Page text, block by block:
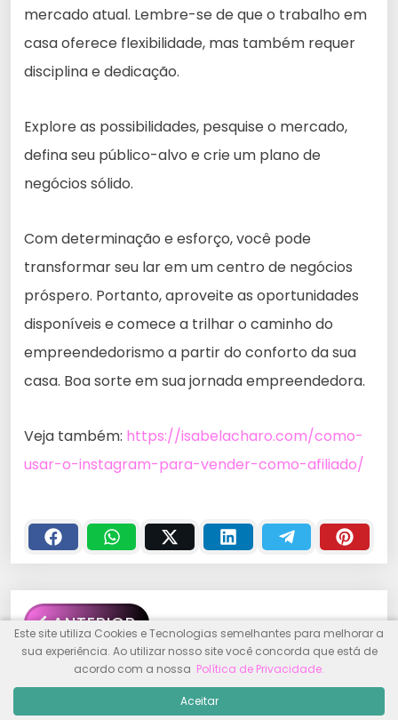
mercado atual. Lembre-se de que o trabalho em
casa oferece flexibilidade, mas também requer
disciplina e dedicação.
Explore as possibilidades, pesquise o mercado,
defina seu público-alvo e crie um plano de
negócios sólido.
Com determinação e esforço, você pode
transformar seu lar em um centro de negócios
próspero. Portanto, aproveite as oportunidades
disponíveis e comece a trilhar o caminho do
empreendedorismo a partir do conforto da sua
casa. Boa sorte em sua jornada empreendedora.
Veja também: https://isabelacharo.com/como-
usar-o-instagram-para-vender-como-afiliado/
ANTERIOR
O Que São Pingbacks e Trackbacks: Uma
Explicação Detalhada
Este site utiliza Cookies e Tecnologias semelhantes para melhorar a
sua experiência. Ao utilizar nosso site você concorda que está de
acordo com a nossa Política de Privacidade.
Aceitar